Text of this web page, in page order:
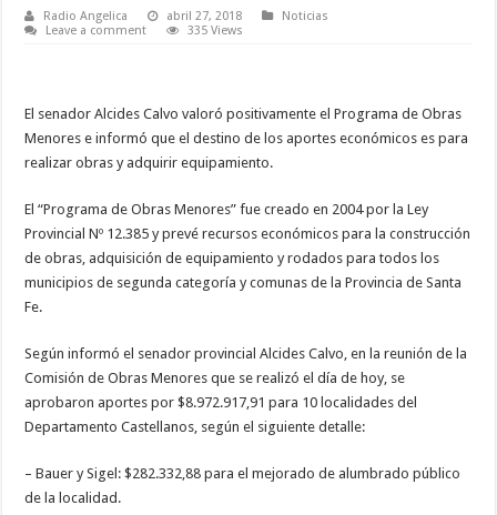
Radio Angelica abril 27, 2018
Noticias
Leave a comment
335 Views
El senador Alcides Calvo valoró positivamente el Programa de Obras
Menores e informó que el destino de los aportes económicos es para
realizar obras y adquirir equipamiento.
El “Programa de Obras Menores” fue creado en 2004 por la Ley
Provincial Nº 12.385 y prevé recursos económicos para la construcción
de obras, adquisición de equipamiento y rodados para todos los
municipios de segunda categoría y comunas de la Provincia de Santa
Fe.
Según informó el senador provincial Alcides Calvo, en la reunión de la
Comisión de Obras Menores que se realizó el día de hoy, se
aprobaron aportes por $8.972.917,91 para 10 localidades del
Departamento Castellanos, según el siguiente detalle:
– Bauer y Sigel: $282.332,88 para el mejorado de alumbrado público
de la localidad.